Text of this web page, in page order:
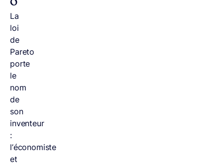
La
loi
de
Pareto
porte
le
nom
de
son
inventeur
:
l’économiste
et